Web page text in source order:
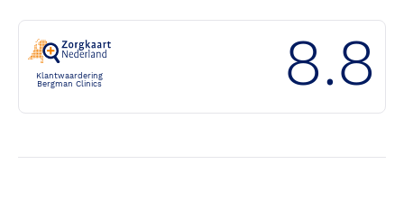
Klantwaardering
Bergman Clinics
8.8